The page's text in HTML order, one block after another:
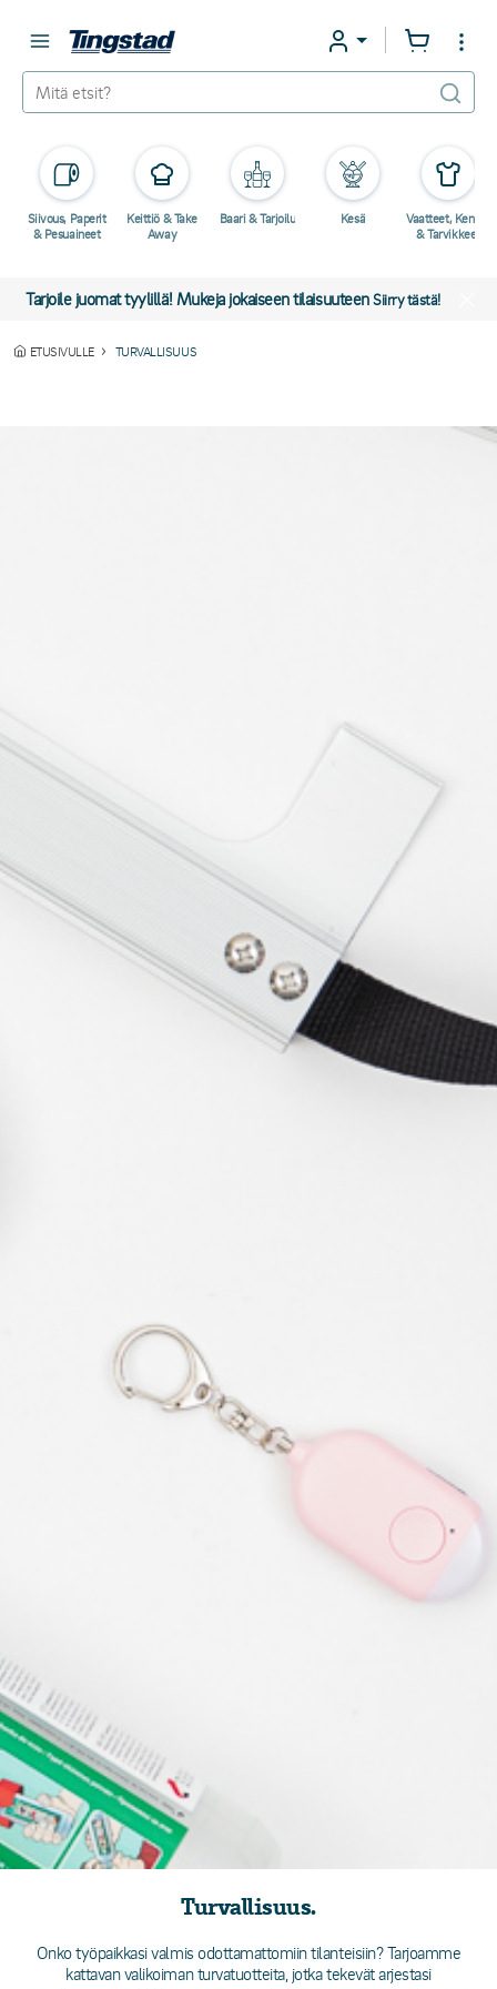
Siivous, Paperit
& Pesuaineet
Keittiö & Take
Away
Baari & Tarjoilu Kesä
Vaatteet, Kengät
& Tarvikkeet
Tarjoile juomat tyylillä! Mukeja jokaiseen tilaisuuteenSiirry tästä!
ETUSIVULLE TURVALLISUUS
Turvallisuus.
Onko työpaikkasi valmis odottamattomiin tilanteisiin? Tarjoamme
kattavan valikoiman turvatuotteita, jotka tekevät arjestasi